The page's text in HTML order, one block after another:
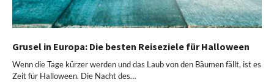
Grusel in Europa: Die besten Reiseziele für Halloween
Wenn die Tage kürzer werden und das Laub von den Bäumen fällt, ist es
Zeit für Halloween. Die Nacht des…